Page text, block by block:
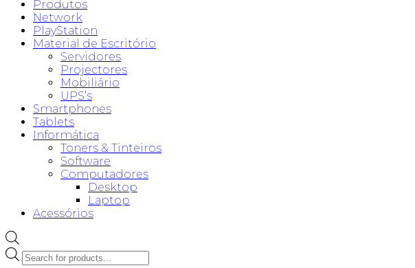
Produtos
Network
PlayStation
Material de Escritório
Servidores
Projectores
Mobiliário
UPS’s
Smartphones
Tablets
Informática
Toners & Tinteiros
Software
Computadores
Desktop
Laptop
Acessórios
Products